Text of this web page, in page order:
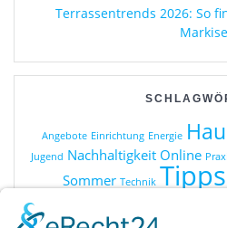
Terrassentrends 2026: So
Markise
Angebote Einrichtung Energie
Jugend Nachhaltigkeit Online
Sommer Technik Tipps